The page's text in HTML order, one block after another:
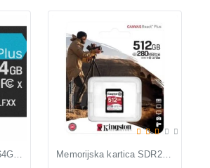
Kingston microSDXC 64GB 200MB/s UHS-I U3 V30 A2 Memorijska kartica SDR2V6/512GB 512GB SDXC